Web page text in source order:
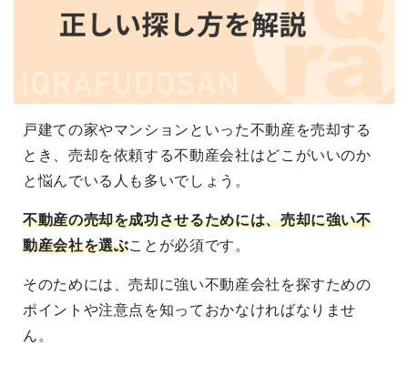
戸建ての家やマンションといった不動産を売却する
とき、売却を依頼する不動産会社はどこがいいのか
と悩んでいる人も多いでしょう。
不動産の売却を成功させるためには、売却に強い不
動産会社を選ぶことが必須です。
そのためには、売却に強い不動産会社を探すための
ポイントや注意点を知っておかなければなりませ
ん。